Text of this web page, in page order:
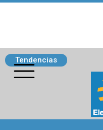
Tendencias